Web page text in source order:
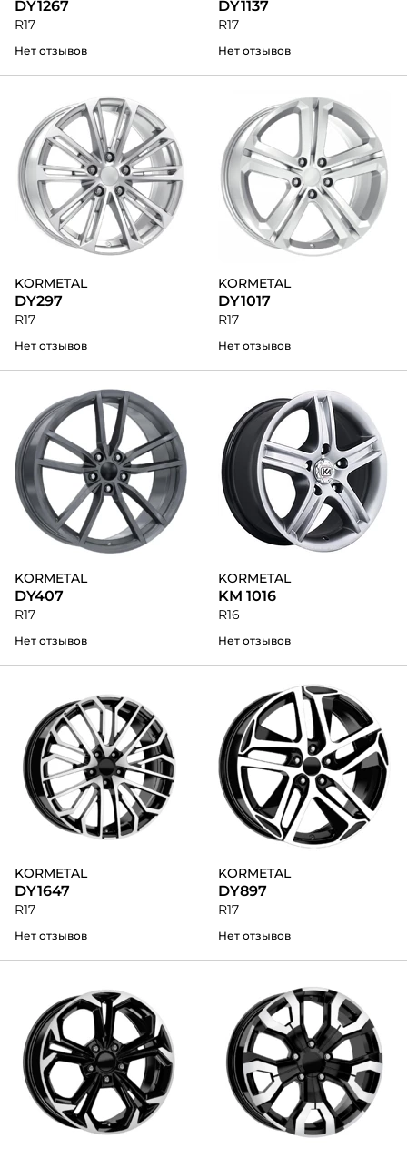
DY1267
R17
Нет отзывов
DY1137
R17
Нет отзывов
KORMETAL
DY297
R17
Нет отзывов
KORMETAL
DY1017
R17
Нет отзывов
KORMETAL
DY407
R17
Нет отзывов
KORMETAL
KM 1016
R16
Нет отзывов
KORMETAL
DY1647
R17
Нет отзывов
KORMETAL
DY897
R17
Нет отзывов